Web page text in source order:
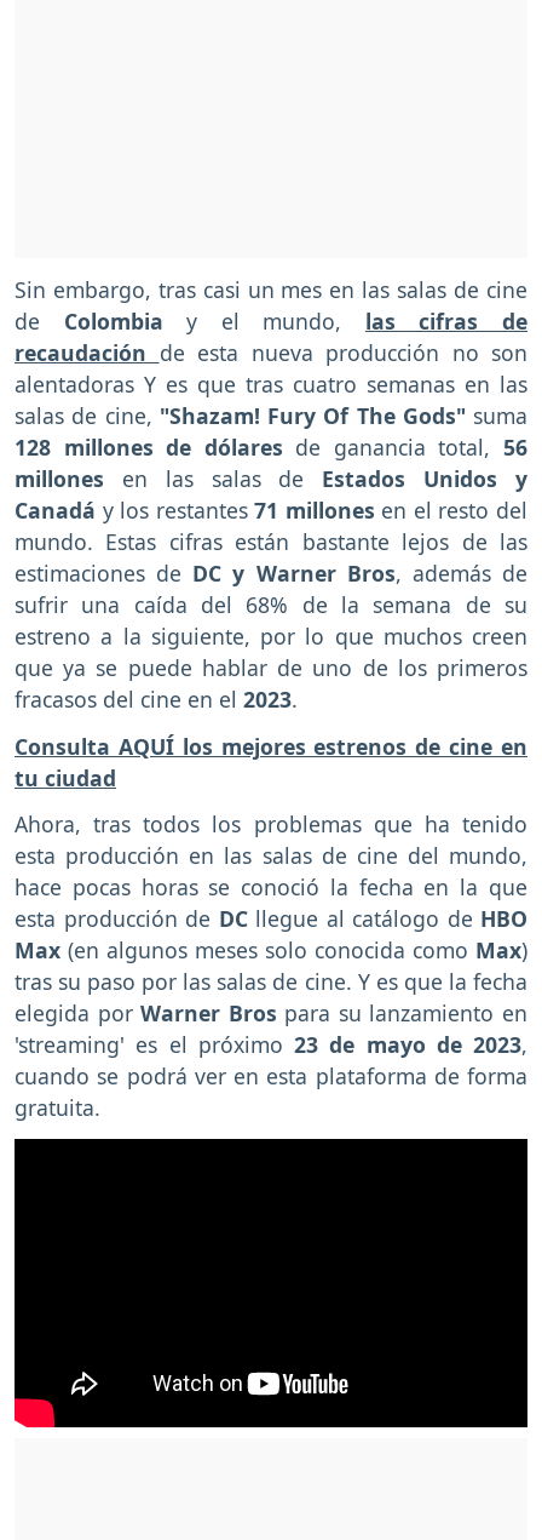
Sin embargo, tras casi un mes en las salas de cine
de Colombiay el mundo, las cifras de
recaudación de esta nueva producción no son
alentadoras Y es que tras cuatro semanas en las
salas de cine, "Shazam! Fury Of The Gods" suma
128 millones de dólares de ganancia total,56
millones en las salas de Estados Unidos y
Canadá y los restantes71 millones en el resto del
mundo. Estas cifras están bastante lejos de las
estimaciones de DC y Warner Bros, además de
sufrir una caída del 68% de la semana de su
estreno a la siguiente, por lo que muchos creen
que ya se puede hablar de uno de los primeros
fracasos del cine en el 2023.
Consulta AQUÍ los mejores estrenos de cine en
tu ciudad
Ahora, tras todos los problemas que ha tenido
esta producción en las salas de cine del mundo,
hace pocas horas se conoció la fecha en la que
esta producción de DCllegue al catálogo de HBO
Max (en algunos meses solo conocida como Max)
tras su paso por las salas de cine. Y es que la fecha
elegida porWarner Bros para su lanzamiento en
'streaming' es el próximo 23 de mayo de 2023,
cuando se podrá ver en esta plataforma de forma
gratuita.